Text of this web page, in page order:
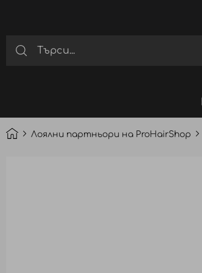
Лоялни партньори на ProHairShop